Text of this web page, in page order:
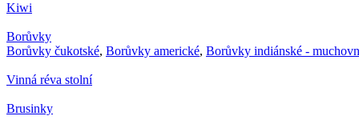
Kiwi
Borůvky
Borůvky čukotské, Borůvky americké, Borůvky indiánské -
Vinná réva stolní
Brusinky